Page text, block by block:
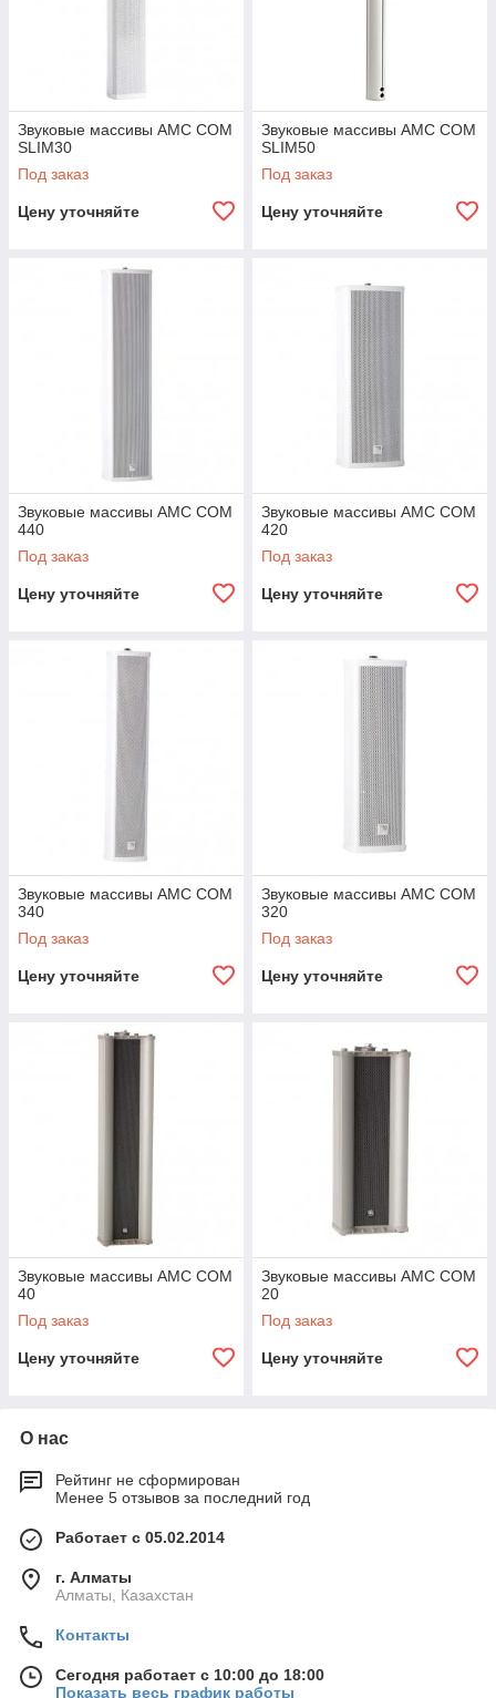
Звуковые массивы AMC COM
SLIM30
Под заказ
Цену уточняйте
Звуковые массивы AMC COM
SLIM50
Под заказ
Цену уточняйте
Звуковые массивы AMC COM
440
Под заказ
Цену уточняйте
Звуковые массивы AMC COM
420
Под заказ
Цену уточняйте
Звуковые массивы AMC COM
340
Под заказ
Цену уточняйте
Звуковые массивы AMC COM
320
Под заказ
Цену уточняйте
Звуковые массивы AMC COM
40
Под заказ
Цену уточняйте
Звуковые массивы AMC COM
20
Под заказ
Цену уточняйте
О нас
Рейтинг не сформирован
Менее 5 отзывов за последний год
Работает с 05.02.2014
г. Алматы
Алматы, Казахстан
Контакты
Сегодня работает с 10:00 до 18:00
Показать весь график работы